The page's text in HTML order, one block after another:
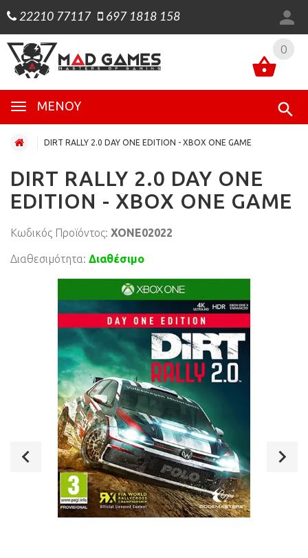
22210 77117 697 1818 158
0
ΜΕΝΟΎ
0
DIRT RALLY 2.0 DAY ONE EDITION - XBOX ONE GAME
DIRT RALLY 2.0 DAY ONE
EDITION - XBOX ONE GAME
Κωδικός Προϊόντος: XONE02022
Διαθεσιμότητα: Διαθέσιμο